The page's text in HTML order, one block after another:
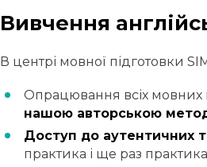
Вивчення
В центрі мовної підготовки
Опрацювання всіх мовних
нашою авторською
Доступ до аутентичних
практика і ще раз